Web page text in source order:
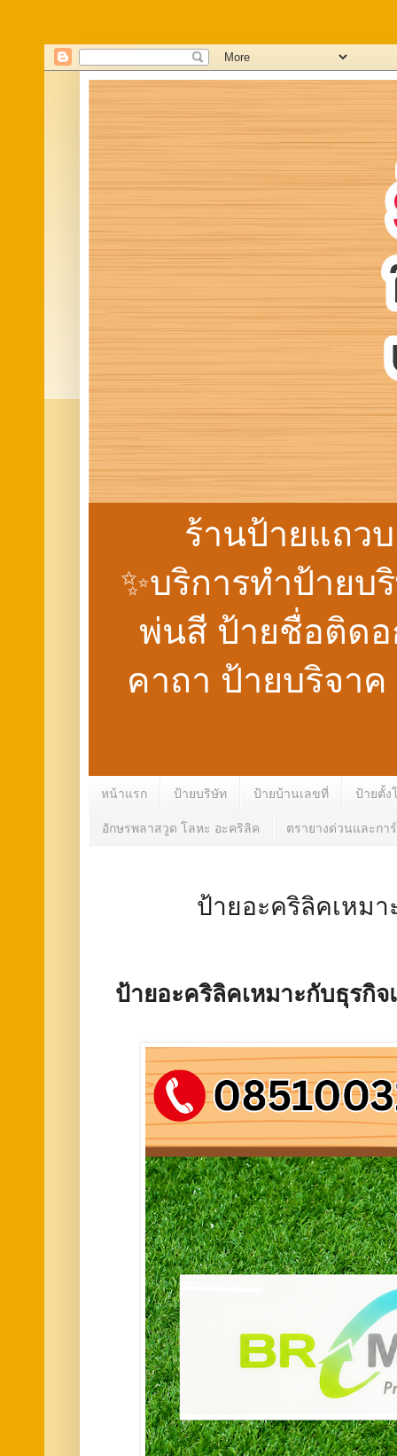
ร้านป้ายแถว
✨บริการทำป้าย
พ่นสี ป้ายชื่อติดอ
คาถา ป้ายบริจา
หน้าแรก ป้ายบริษัท ป้ายบ้านเลขที่ ป้ายตั้ง
อักษรพลาสวูด โลหะ อะคริลิค ตรายางด่วนและกา
ป้ายอะคริลิคเหม
ป้ายอะคริลิคเหมาะกับธุรกิ